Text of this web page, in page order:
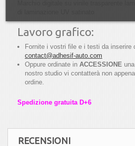
Lavoro grafico:
Fornite i vostri file e i testi da inserire
contact@adhesif-auto.com
Oppure ordinate in ACCESSIONE
nostro studio vi contatterà non
ordine.
Spedizione gratuita D+6
RECENSIONI